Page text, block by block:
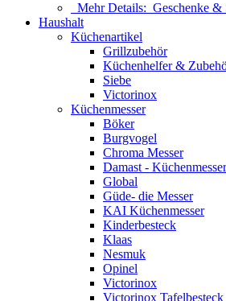
Mehr Details: Geschenke &
Haushalt
Küchenartikel
Grillzubehör
Küchenhelfer &
Siebe
Victorinox
Küchenmesser
Böker
Burgvogel
Chroma Messer
Damast - Küchenmesser
Global
Güde- die Messer
KAI Küchenmesser
Kinderbesteck
Klaas
Nesmuk
Opinel
Victorinox
Victorinox Tafelbesteck